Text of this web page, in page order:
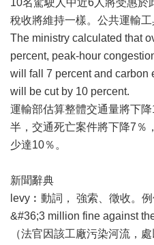
10名駕駛人中近6人將受惠於
稅收將維持一樣。公共運輸工
The ministry calculated that
percent, peak-hour
will fall 7 percent and carbon
will be cut by 10 percent.
運輸部估算整體交通量將下
半，交通死亡案件將下降7％
少達10％。
新聞辭典
levy︰動詞， 強索、徵收。
&#36;3 million fine against
（法官因該工廠污染河流，